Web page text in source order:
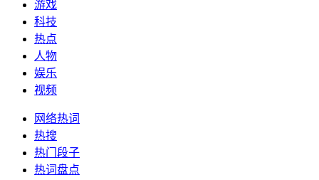
游戏
科技
热点
人物
娱乐
视频
网络热词
热搜
热门段子
热词盘点